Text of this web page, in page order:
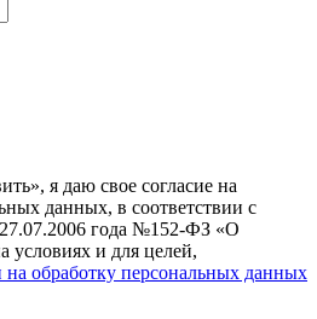
я даю свое согласие на
данных, в соответствии с
года №152-ФЗ «О
условиях и для целей,
на обработку персональных данных